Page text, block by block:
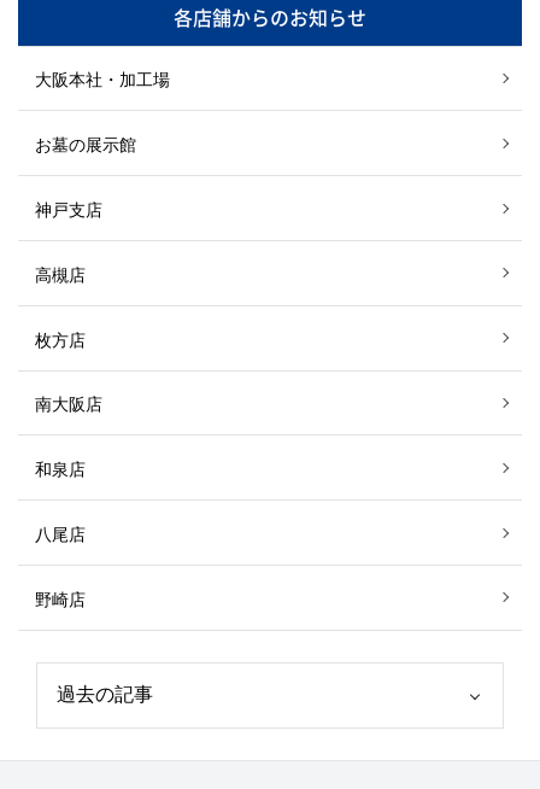
各店舗からのお知らせ
大阪本社・加工場
お墓の展示館
神戸支店
高槻店
枚方店
南大阪店
和泉店
八尾店
野崎店